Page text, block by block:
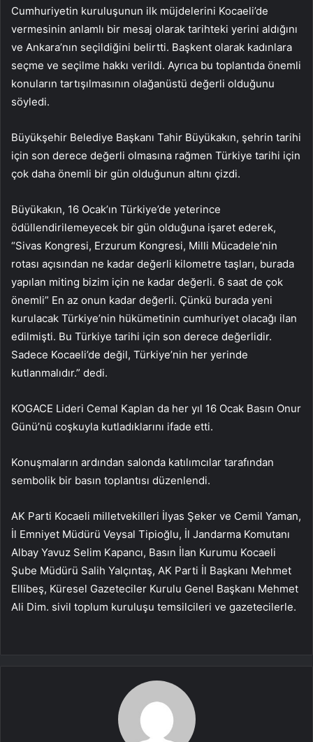
Cumhuriyetin kuruluşunun ilk müjdelerini Kocaeli’de
vermesinin anlamlı bir mesaj olarak tarihteki yerini aldığını
ve Ankara’nın seçildiğini belirtti. Başkent olarak kadınlara
seçme ve seçilme hakkı verildi. Ayrıca bu toplantıda önemli
konuların tartışılmasının olağanüstü değerli olduğunu
söyledi.
Büyükşehir Belediye Başkanı Tahir Büyükakın, şehrin tarihi
için son derece değerli olmasına rağmen Türkiye tarihi için
çok daha önemli bir gün olduğunun altını çizdi.
Büyükakın, 16 Ocak’ın Türkiye’de yeterince
ödüllendirilemeyecek bir gün olduğuna işaret ederek,
“Sivas Kongresi, Erzurum Kongresi, Milli Mücadele’nin
rotası açısından ne kadar değerli kilometre taşları, burada
yapılan miting bizim için ne kadar değerli. 6 saat de çok
önemli” En az onun kadar değerli. Çünkü burada yeni
kurulacak Türkiye’nin hükümetinin cumhuriyet olacağı ilan
edilmişti. Bu Türkiye tarihi için son derece değerlidir.
Sadece Kocaeli’de değil, Türkiye’nin her yerinde
kutlanmalıdır.” dedi.
KOGACE Lideri Cemal Kaplan da her yıl 16 Ocak Basın Onur
Günü’nü coşkuyla kutladıklarını ifade etti.
Konuşmaların ardından salonda katılımcılar tarafından
sembolik bir basın toplantısı düzenlendi.
AK Parti Kocaeli milletvekilleri İlyas Şeker ve Cemil Yaman,
İl Emniyet Müdürü Veysal Tipioğlu, İl Jandarma Komutanı
Albay Yavuz Selim Kapancı, Basın İlan Kurumu Kocaeli
Şube Müdürü Salih Yalçıntaş, AK Parti İl Başkanı Mehmet
Ellibeş, Küresel Gazeteciler Kurulu Genel Başkanı Mehmet
Ali Dim. sivil toplum kuruluşu temsilcileri ve gazetecilerle.